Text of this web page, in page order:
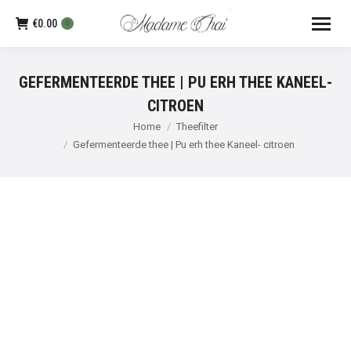
€0.00 0
GEFERMENTEERDE THEE | PU ERH THEE KANEEL-
CITROEN
Home
Theefilter
Gefermenteerde thee | Pu erh thee Kaneel- citroen